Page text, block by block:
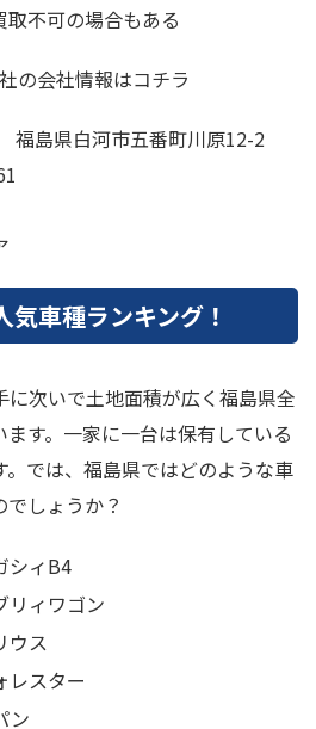
不可の場合もある
の会社情報はコチラ
島県白河市五番町川原12-2
車種ランキング！
次いで土地面積が広く福島県全
す。一家に一台は保有している
。では、福島県ではどのような車
しょうか？
シィB4
ィワゴン
ウス
スター
ン